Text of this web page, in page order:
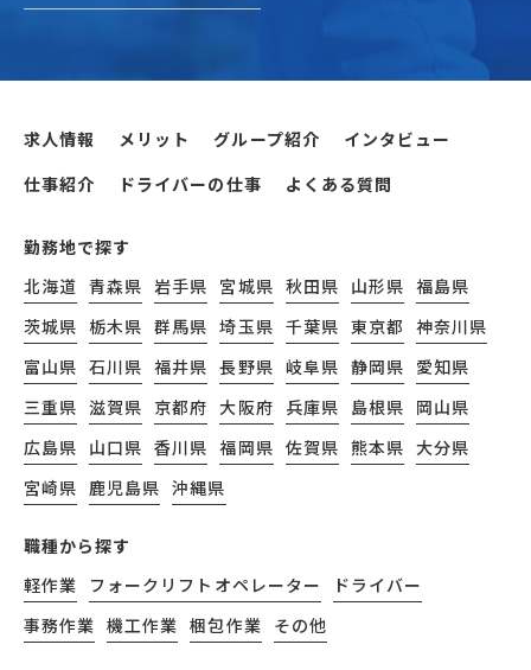
求人情報 メリット グループ紹介
インタビュー
仕事紹介
ドライバーの仕事 よくある質問
勤務地で探す
北海道 青森県 岩手県 宮城県 秋田県 山形県 福島県
茨城県 栃木県 群馬県 埼玉県 千葉県 東京都 神奈川県
富山県 石川県 福井県 長野県 岐阜県 静岡県 愛知県
三重県 滋賀県 京都府 大阪府 兵庫県 島根県 岡山県
広島県 山口県 香川県 福岡県 佐賀県 熊本県 大分県
宮崎県 鹿児島県 沖縄県
職種から探す
軽作業
フォークリフトオペレーター
ドライバー
事務作業 機工作業 梱包作業 その他